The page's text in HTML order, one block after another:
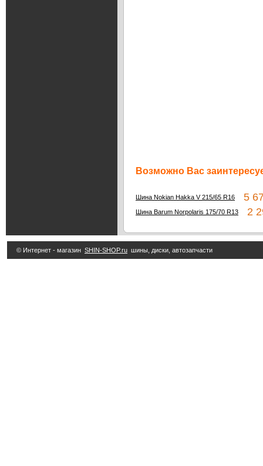
Возможно Вас
Шина Nokian Hakka V 215/65 R16 5
Шина Barum Norpolaris 175/70 R13 2
© Интернет - магазин SHIN-SHOP.ru шины, диски, автозапчасти